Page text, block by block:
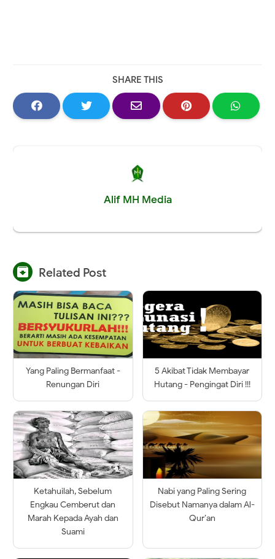
SHARE THIS
Alif MH Media
 Related Post
Yang Paling Bermanfaat -
Renungan Diri
5 Akibat Tidak Membayar
Hutang - Pengingat Diri !!!
Ketahuilah, Sebelum
Engkau Cemberut dan
Marah Kepada Ayah dan
Suami
Nabi yang Paling Sering
Disebut Namanya dalam Al-
Qur’an